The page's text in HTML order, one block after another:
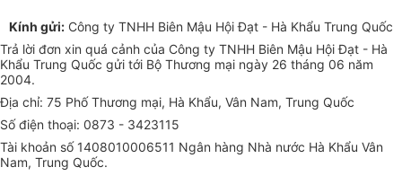
Kính gửi: Công ty TNHH Biên Mậu Hội Đạt - Hà Khẩu Trung Quốc
Trả lời đơn xin quá cảnh của Công ty TNHH Biên Mậu Hội Đạt - Hà
Khẩu Trung Quốc gửi tới Bộ Thương mại ngày 26 tháng 06 năm
2004.
Địa chỉ: 75 Phố Thương mại, Hà Khẩu, Vân Nam, Trung Quốc
Số điện thoại: 0873 - 3423115
Tài khoản số 1408010006511 Ngân hàng Nhà nước Hà Khẩu Vân
Nam, Trung Quốc.